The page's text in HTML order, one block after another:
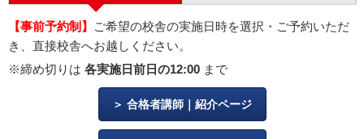
【事前予約制】
ご希望の校舎の実施日時を選択・ご予約いただ
き、直接校舎へお越しください。
※締め切りは 各実施日前日の12:00 まで
合格者講師｜紹介ページ